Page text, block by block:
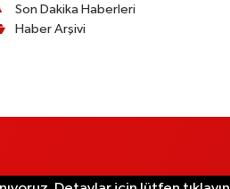
Son Dakika Haberleri
Haber Arşivi